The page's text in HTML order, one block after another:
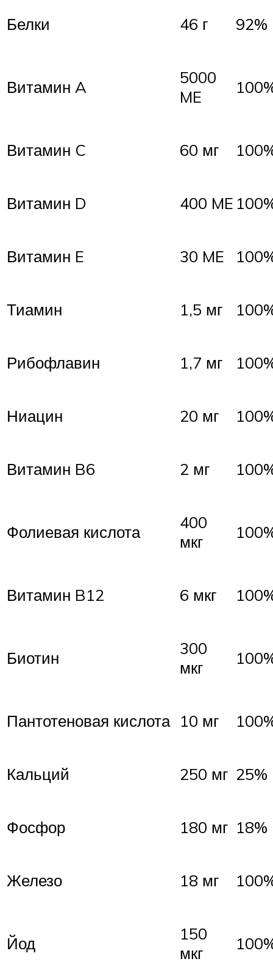
Белки 46 г 92%
Витамин A
5000
ME
Витамин C 60 мг
Витамин D 400 ME
Витамин E 30 ME
Тиамин 1,5 мг
Рибофлавин 1,7 мг
Ниацин 20 мг
Витамин B6 2 мг
Фолиевая кислота
400
мкг
Витамин B12 6 мкг
Биотин
300
мкг
Пантотеновая кислота 10 мг
Кальций 250 мг 25%
Фосфор 180 мг 18%
Железо 18 мг
Йод
150
мкг